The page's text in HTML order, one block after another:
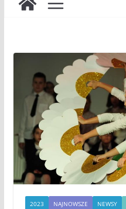
2023 NAJNOWSZE NEWSY